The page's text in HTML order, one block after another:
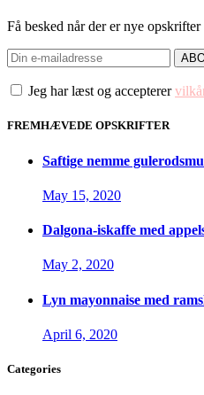
Få besked når der er nye
Jeg har læst og accepterer
FREMHÆVEDE OPSKRIFTER
Saftige nemme
May 15, 2020
Dalgona-iskaffe med
May 2, 2020
Lyn mayonnaise med
April 6, 2020
Categories